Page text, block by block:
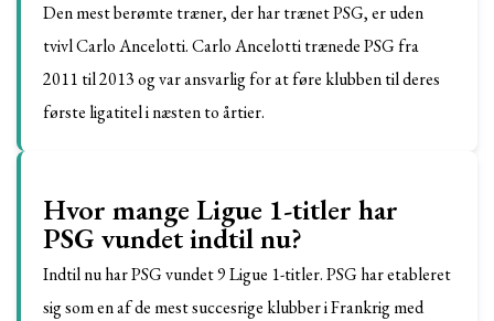
Den mest berømte træner, der har trænet PSG, er uden
tvivl Carlo Ancelotti. Carlo Ancelotti trænede PSG fra
2011 til 2013 og var ansvarlig for at føre klubben til deres
første ligatitel i næsten to årtier.
Hvor mange Ligue 1-titler har
PSG vundet indtil nu?
Indtil nu har PSG vundet 9 Ligue 1-titler. PSG har etableret
sig som en af ​​de mest succesrige klubber i Frankrig med